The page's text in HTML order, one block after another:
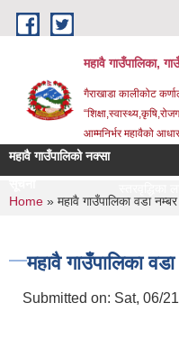
Skip to main content
महावै गाउँपालिका,
गैराखाडा कालीकोट
आम्मनिर्भर महावैको
महावै गाउँपालिको नक्सा
You are here
Home » महावै गाउँपालिका वडा
महावै गाउँपालिका
Submitted on: Sat, 06/